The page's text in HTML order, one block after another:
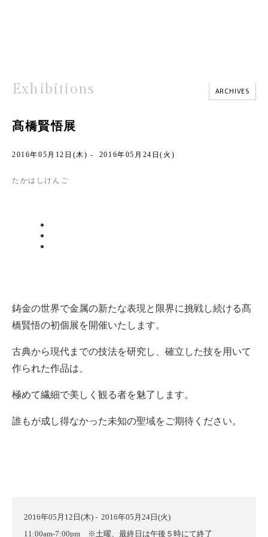
Exhibitions ARCHIVES
髙橋賢悟展
2016年05月12日(木) - 2016年05月24日(火)
たかはしけんご
鋳金の世界で金属の新たな表現と限界に挑戦し続ける髙
橋賢悟の初個展を開催いたします。
古典から現代までの技法を研究し、確立した技を用いて
作られた作品は、
極めて繊細で美しく観る者を魅了します。
誰もが成し得なかった未知の聖域をご期待ください。
2016年05月12日(木) - 2016年05月24日(火)
11:00am-7:00pm ※土曜、最終日は午後５時にて終了